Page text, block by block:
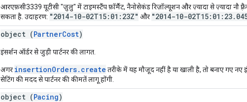
आरएफ़सी3339 यूटीसी "ज़ुलु" में टाइमस्टैंप फ़ॉर्मैट, नैनोसेकंड रिज़ॉल्यूशन और ज़्यादा से ज़्यादा नौ
सकता है. उदाहरण: "2014-10-02T15:01:23Z" और "2014-10-
object (PartnerCost)
इंसर्शन ऑर्डर से जुड़ी पार्टनर की लागत.
अगर insertionOrders.create तरीके में यह मौजूद नहीं है या खाली है, तो बनाए गए नए
सेटिंग की मदद से पार्टनर की कीमतें लागू होंगी.
object (Pacing)